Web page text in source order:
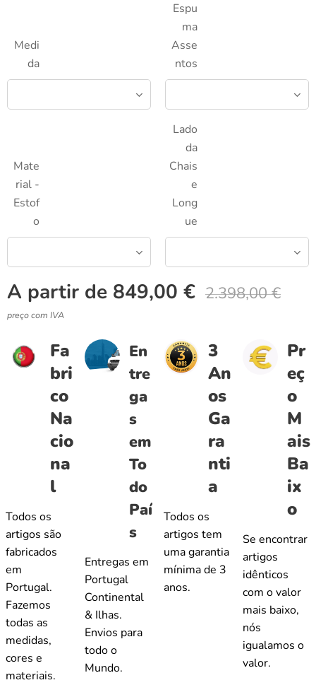
Medi
da
Espu
ma
Asse
ntos
Mate
rial -
Estof
o
Lado
da
Chais
e
Long
ue
A partir de 849,00 € 2.398,00€
preço com IVA
Fa
bri
co
Na
cio
na
l
Todos os
artigos são
fabricados
em
Portugal.
Fazemos
todas as
medidas,
cores e
materiais.
En
tre
ga
s
em
To
do
Paí
s
Entregas em
Portugal
Continental
& Ilhas.
Envios para
todo o
Mundo.
3
An
os
Ga
ra
nti
a
Todos os
artigos tem
uma garantia
mínima de 3
anos.
Pr
eç
o
M
ais
Ba
ix
o
Se encontrar
artigos
idênticos
com o valor
mais baixo,
nós
igualamos o
valor.